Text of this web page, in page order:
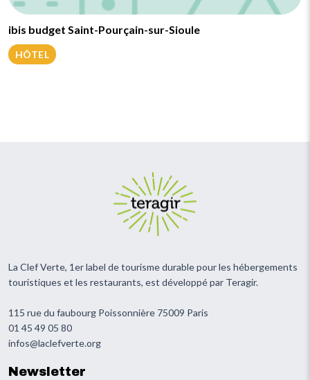
ibis budget Saint-Pourçain-sur-Sioule
HÔTEL
La Clef Verte, 1er label de tourisme durable pour les hébergements
touristiques et les restaurants, est développé par Teragir.
115 rue du faubourg Poissonnière 75009 Paris
01 45 49 05 80
infos@laclefverte.org
Newsletter